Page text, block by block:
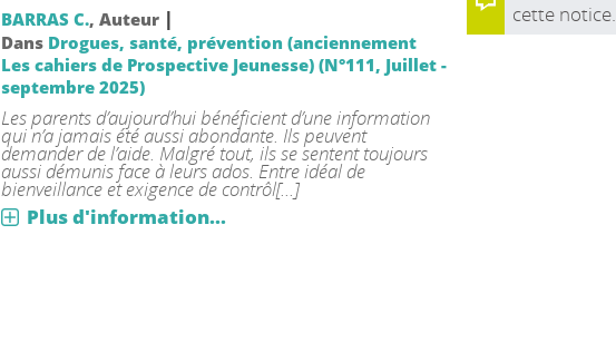
BARRAS C., Auteur |
Dans Drogues, santé, prévention (anciennement
Les cahiers de Prospective Jeunesse) (N°111, Juillet -
septembre 2025)
Les parents d’aujourd’hui bénéficient d’une information
qui n’a jamais été aussi abondante. Ils peuvent
demander de l’aide. Malgré tout, ils se sentent toujours
aussi démunis face à leurs ados. Entre idéal de
bienveillance et exigence de contrôl[...]
Plus d'information...
cette notice.